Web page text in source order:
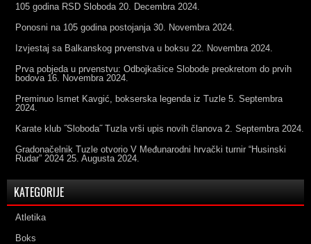
105 godina RSD Sloboda 20. Decembra 2024.
Ponosni na 105 godina postojanja 30. Novembra 2024.
Izvjestaj sa Balkanskog prvenstva u boksu 22. Novembra 2024.
Prva pobjeda u prvenstvu: Odbojkašice Slobode preokretom do prvih
bodova 16. Novembra 2024.
Preminuo Ismet Kavgić, bokserska legenda iz Tuzle 5. Septembra
2024.
Karate klub ˝Sloboda˝ Tuzla vrši upis novih članova 2. Septembra 2024.
Gradonačelnik Tuzle otvorio V Međunarodni hrvački turnir “Husinski
Rudar” 2024 25. Augusta 2024.
KATEGORIJE
Atletika
Boks